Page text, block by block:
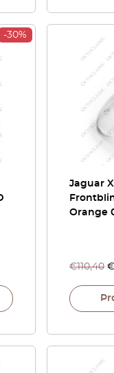
-30%
Jaguar
Orange
€110,40 €